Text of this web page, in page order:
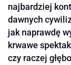
najbardziej
dawnych
jak naprawdę
krwawe
czy raczej